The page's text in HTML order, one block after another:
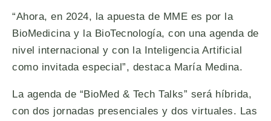
“Ahora, en 2024, la apuesta de MME es por la
BioMedicina y la BioTecnología, con una agenda de
nivel internacional y con la Inteligencia Artificial
como invitada especial”, destaca María Medina.
La agenda de “BioMed & Tech Talks” será híbrida,
con dos jornadas presenciales y dos virtuales. Las